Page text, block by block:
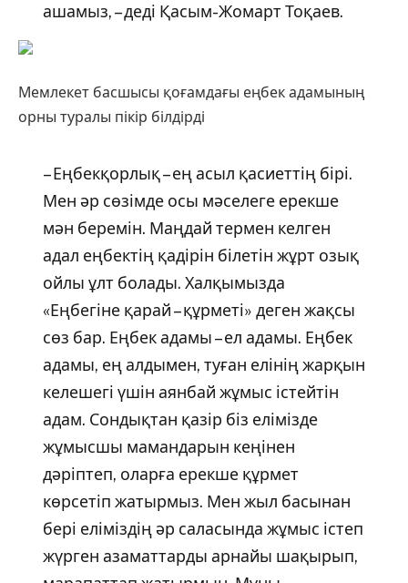
ашамыз, – деді Қасым-Жомарт Тоқаев.
Мемлекет басшысы қоғамдағы еңбек адамының
орны туралы пікір білдірді
– Еңбекқорлық – ең асыл қасиеттің бірі.
Мен әр сөзімде осы мәселеге ерекше
мән беремін. Маңдай термен келген
адал еңбектің қадірін білетін жұрт озық
ойлы ұлт болады. Халқымызда
«Еңбегіне қарай – құрметі» деген жақсы
сөз бар. Еңбек адамы – ел адамы. Еңбек
адамы, ең алдымен, туған елінің жарқын
келешегі үшін аянбай жұмыс істейтін
адам. Сондықтан қазір біз елімізде
жұмысшы мамандарын кеңінен
дәріптеп, оларға ерекше құрмет
көрсетіп жатырмыз. Мен жыл басынан
бері еліміздің әр саласында жұмыс істеп
жүрген азаматтарды арнайы шақырып,